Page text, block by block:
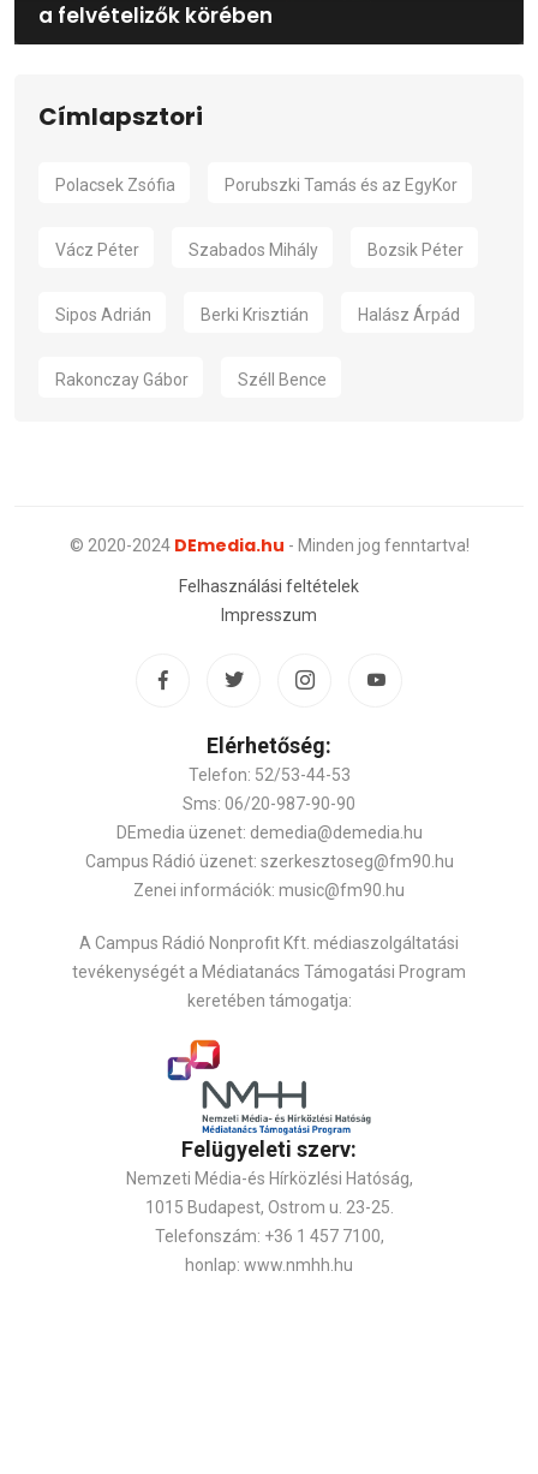
a felvételizők körében
Címlapsztori
Polacsek Zsófia Porubszki Tamás és az EgyKor
Vácz Péter Szabados Mihály Bozsik Péter
Sipos Adrián Berki Krisztián Halász Árpád
Rakonczay Gábor Széll Bence
© 2020-2024 DEmedia.hu - Minden jog fenntartva!
Felhasználási feltételek
Impresszum
Elérhetőség:
Telefon: 52/53-44-53
Sms: 06/20-987-90-90
DEmedia üzenet: demedia@demedia.hu
Campus Rádió üzenet: szerkesztoseg@fm90.hu
Zenei információk: music@fm90.hu
A Campus Rádió Nonprofit Kft. médiaszolgáltatási
tevékenységét a Médiatanács Támogatási Program
keretében támogatja:
Felügyeleti szerv:
Nemzeti Média-és Hírközlési Hatóság,
1015 Budapest, Ostrom u. 23-25.
Telefonszám: +36 1 457 7100,
honlap: www.nmhh.hu